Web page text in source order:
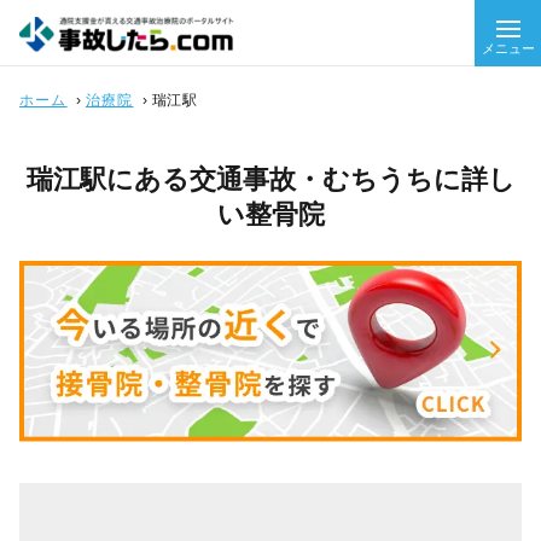
メニュー
ホーム › 治療院 › 瑞江駅
瑞江駅にある交通事故・むちうちに詳し
い整骨院